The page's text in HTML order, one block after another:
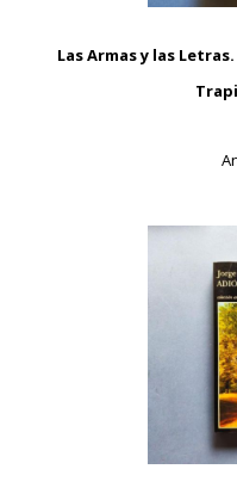
Las Armas y las